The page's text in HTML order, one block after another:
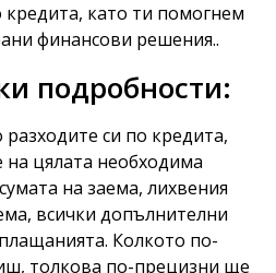
като ти помогнем
финансови решения..
подробности:
си по кредита,
на цялата необходима
на заема, лихвения
всички допълнителни
Колкото по-
толкова по-прецизни ще